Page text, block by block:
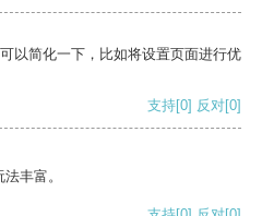
以简化一下，比如将设置页面进行优
支持[0] 反对[0]
丰富。